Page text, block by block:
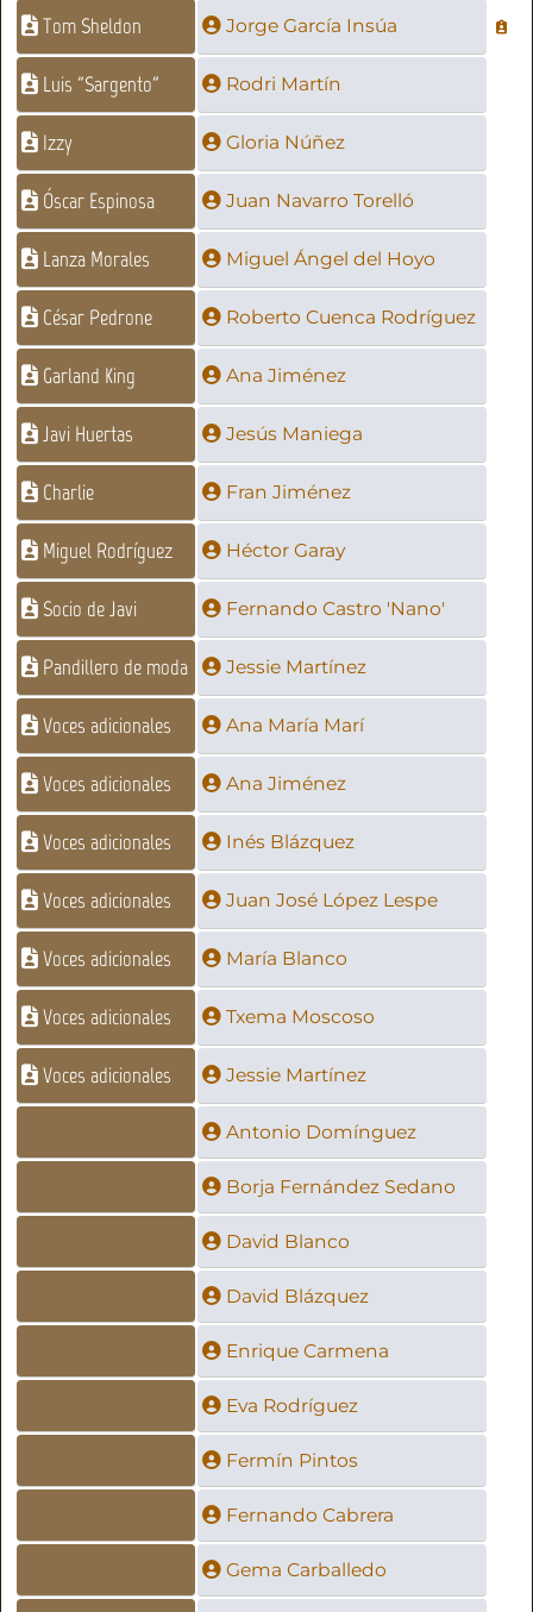
Tom Sheldon Jorge García Insúa
Luis "Sargento" Rodri Martín
Izzy Gloria Núñez
Óscar Espinosa Juan Navarro Torelló
Lanza Morales Miguel Ángel del Hoyo
César Pedrone Roberto Cuenca Rodríguez
Garland King Ana Jiménez
Javi Huertas Jesús Maniega
Charlie Fran Jiménez
Miguel Rodríguez Héctor Garay
Socio de Javi Fernando Castro 'Nano'
Pandillero de moda Jessie Martínez
Voces adicionales Ana María Marí
Voces adicionales Ana Jiménez
Voces adicionales Inés Blázquez
Voces adicionales Juan José López Lespe
Voces adicionales María Blanco
Voces adicionales Txema Moscoso
Voces adicionales Jessie Martínez
Antonio Domínguez
Borja Fernández Sedano
David Blanco
David Blázquez
Enrique Carmena
Eva Rodríguez
Fermín Pintos
Fernando Cabrera
Gema Carballedo